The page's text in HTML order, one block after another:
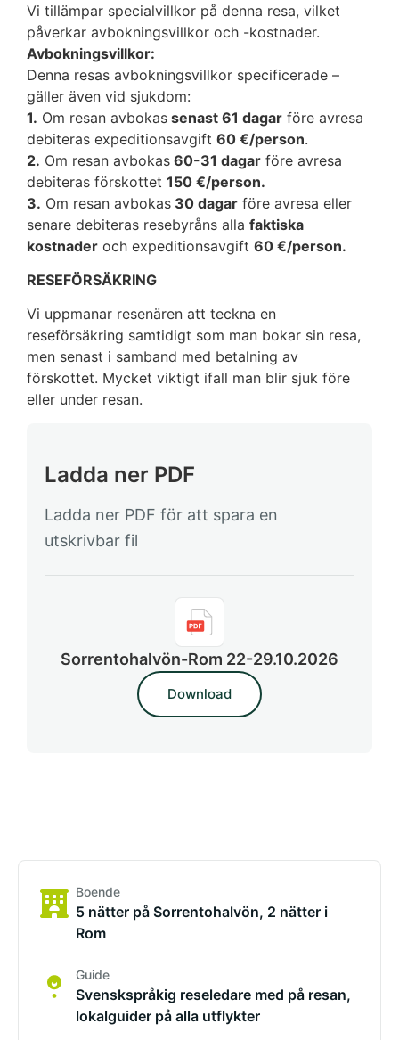
Vi tillämpar specialvillkor på denna resa, vilket
påverkar avbokningsvillkor och -kostnader.
Avbokningsvillkor:
Denna resas avbokningsvillkor specificerade –
gäller även vid sjukdom:
1. Om resan avbokas senast 61 dagar före avresa
debiteras expeditionsavgift 60 €/person.
2. Om resan avbokas 60-31 dagar före avresa
debiteras förskottet 150 €/person.
3. Om resan avbokas 30 dagar före avresa eller
senare debiteras resebyråns alla faktiska
kostnader och expeditionsavgift 60 €/person.
RESEFÖRSÄKRING
Vi uppmanar resenären att teckna en
reseförsäkring samtidigt som man bokar sin resa,
men senast i samband med betalning av
förskottet. Mycket viktigt ifall man blir sjuk före
eller under resan.
Ladda ner PDF
Ladda ner PDF för att spara en
utskrivbar fil
Sorrentohalvön-Rom 22-29.10.2026
Download
Boende
5 nätter på Sorrentohalvön, 2 nätter i
Rom
Guide
Svenskspråkig reseledare med på resan,
lokalguider på alla utflykter